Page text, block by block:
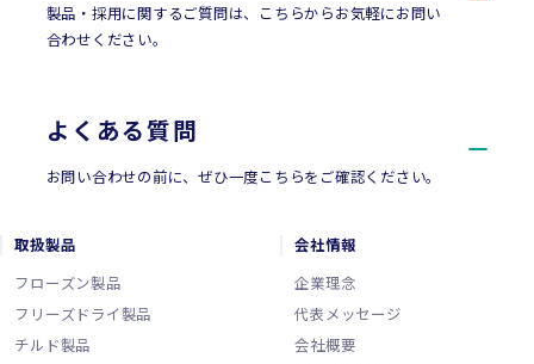
製品・採用に関するご質問は、こちらからお気軽にお問い
合わせください。
よくある質問
お問い合わせの前に、ぜひ一度こちらをご確認ください。
取扱製品
フローズン製品
フリーズドライ製品
チルド製品
会社情報
企業理念
代表メッセージ
会社概要